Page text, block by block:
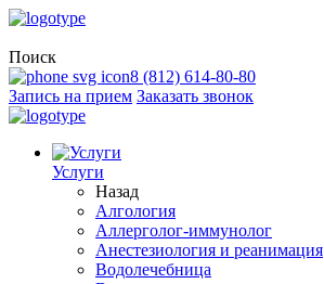
Поиск
8 (812) 614-80-80
Запись на прием Заказать звонок
Услуги
Назад
Алгология
Аллерголог-иммунолог
Анестезиология и реанимация
Водолечебница